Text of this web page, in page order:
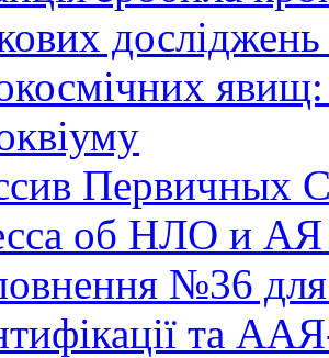
Первичных
об НЛО и
№36
та